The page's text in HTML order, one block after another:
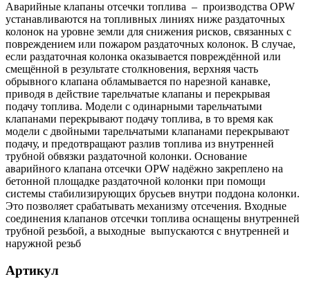
Аварийные клапаны отсечки топлива – производства OPW
устанавливаются на топливных линиях ниже раздаточных
колонок на уровне земли для снижения рисков, связанных с
повреждением или пожаром раздаточных колонок. В случае,
если раздаточная колонка оказывается повреждённой или
смещённой в результате столкновения, верхняя часть
обрывного клапана обламывается по нарезной канавке,
приводя в действие тарельчатые клапаны и перекрывая
подачу топлива. Модели с одинарными тарельчатыми
клапанами перекрывают подачу топлива, в то время как
модели с двойными тарельчатыми клапанами перекрывают
подачу, и предотвращают разлив топлива из внутренней
трубной обвязки раздаточной колонки. Основание
аварийного клапана отсечки OPW надёжно закреплено на
бетонной площадке раздаточной колонки при помощи
системы стабилизирующих брусьев внутри поддона колонки.
Это позволяет срабатывать механизму отсечения. Входные
соединения клапанов отсечки топлива оснащены внутренней
трубной резьбой, а выходные выпускаются с внутренней и
наружной резьб
Артикул